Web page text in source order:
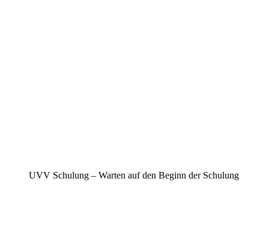
UVV Schulung – Warten auf den Beginn der Schulung